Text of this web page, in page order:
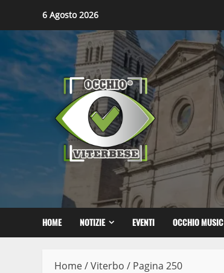
content
6 Agosto 2026
HOME NOTIZIE EVENTI OCCHIO MUSIC
Home/Viterbo / Pagina 250